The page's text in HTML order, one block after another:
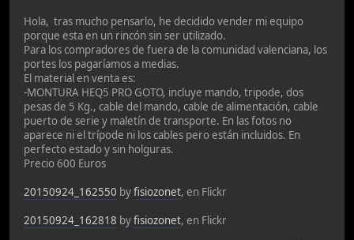
Hola, tras mucho pensarlo, he decidido vender mi equipo
porque esta en un rincón sin ser utilizado.
Para los compradores de fuera de la comunidad valenciana, los
portes los pagaríamos a medias.
El material en venta es:
-MONTURA HEQ5 PRO GOTO, incluye mando, tripode, dos
pesas de 5 Kg., cable del mando, cable de alimentación, cable
puerto de serie y maletín de transporte. En las fotos no
aparece ni el trípode ni los cables pero están incluidos. En
perfecto estado y sin holguras.
Precio 600 Euros
20150924_162550 byfisiozonet, en Flickr
20150924_162818 byfisiozonet, en Flickr